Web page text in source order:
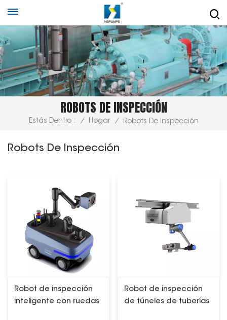
ROBOTS DE INSPECCIÓN
Estás Dentro : / Hogar / Robots De Inspección
Robots De Inspección
Robot de inspección
inteligente con ruedas
Robot de inspección
de túneles de tuberías